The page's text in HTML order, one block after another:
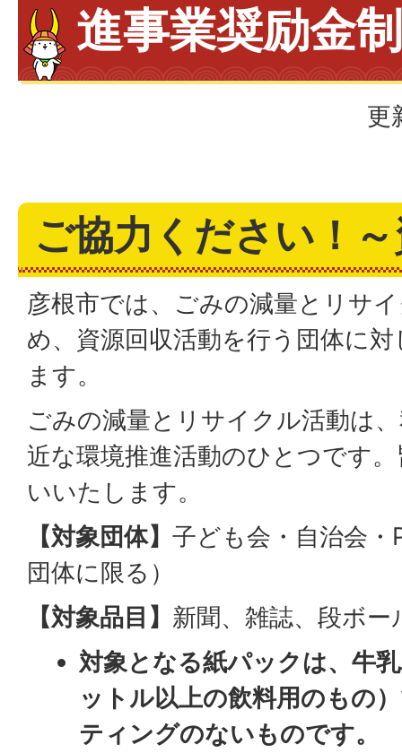
進事業奨励金
更
ご協力ください！
彦根市では、ごみの減量とリサ
め、資源回収活動を行う団体に
ます。
ごみの減量とリサイクル活動は
近な環境推進活動のひとつです
いいたします。
【対象団体】 子ども会・自治会・
団体に限る）
【対象品目】 新聞、雑誌、段ボ
対象となる紙パックは、牛
ットル以上の飲料用のもの
ティングのないものです。